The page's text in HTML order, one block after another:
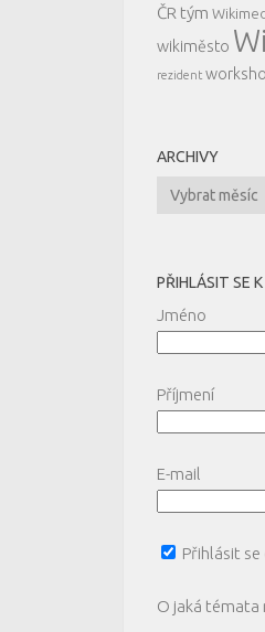
ČR tým
wikiměsto
rezident
ARCHIVY
Archivy
PŘIHLÁSIT SE
Jméno
Příjmení
E-mail
Přihlásit
O jaká témata